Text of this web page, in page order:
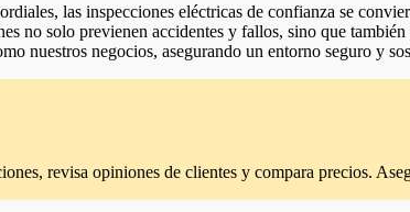
las inspecciones eléctricas de confianza se
no solo previenen accidentes y fallos, sino que
nuestros negocios, asegurando un entorno seguro y
revisa opiniones de clientes y compara precios.